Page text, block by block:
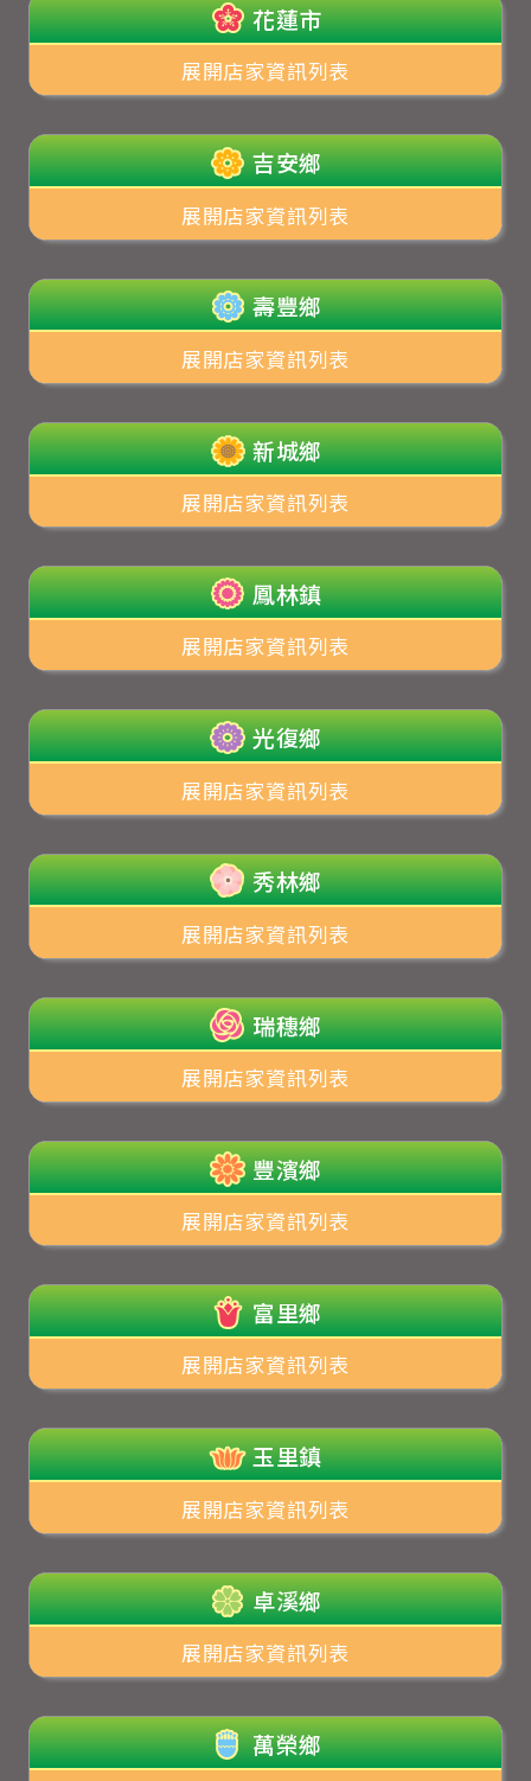
花蓮市
展開店家資訊列表
吉安鄉
展開店家資訊列表
壽豐鄉
展開店家資訊列表
新城鄉
展開店家資訊列表
鳳林鎮
展開店家資訊列表
光復鄉
展開店家資訊列表
秀林鄉
展開店家資訊列表
瑞穗鄉
展開店家資訊列表
豐濱鄉
展開店家資訊列表
富里鄉
展開店家資訊列表
玉里鎮
展開店家資訊列表
卓溪鄉
展開店家資訊列表
萬榮鄉